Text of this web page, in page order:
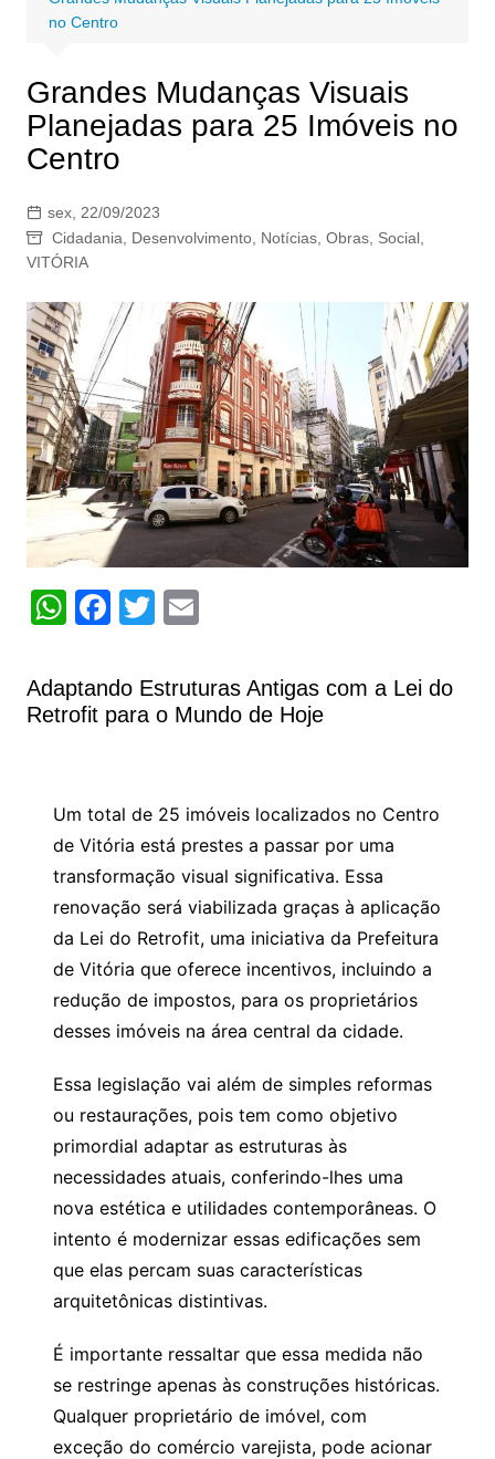
no Centro
Grandes Mudanças Visuais
Planejadas para 25 Imóveis no
Centro
sex, 22/09/2023
Cidadania
Desenvolvimento, Notícias, Obras, Social,
VITÓRIA
W
at
s
p
F
c
e
o
k
T
itt
er
E
ai
l
Adaptando Estruturas Antigas com a Lei do
Retrofit para o Mundo de Hoje
Um total de 25 imóveis localizados no Centro
de Vitória está prestes a passar por uma
transformação visual significativa. Essa
renovação será viabilizada graças à aplicação
da Lei do Retrofit, uma iniciativa da Prefeitura
de Vitória que oferece incentivos, incluindo a
redução de impostos, para os proprietários
desses imóveis na área central da cidade.
Essa legislação vai além de simples reformas
ou restaurações, pois tem como objetivo
primordial adaptar as estruturas às
necessidades atuais, conferindo-lhes uma
nova estética e utilidades contemporâneas. O
intento é modernizar essas edificações sem
que elas percam suas características
arquitetônicas distintivas.
É importante ressaltar que essa medida não
se restringe apenas às construções históricas.
Qualquer proprietário de imóvel, com
exceção do comércio varejista, pode acionar